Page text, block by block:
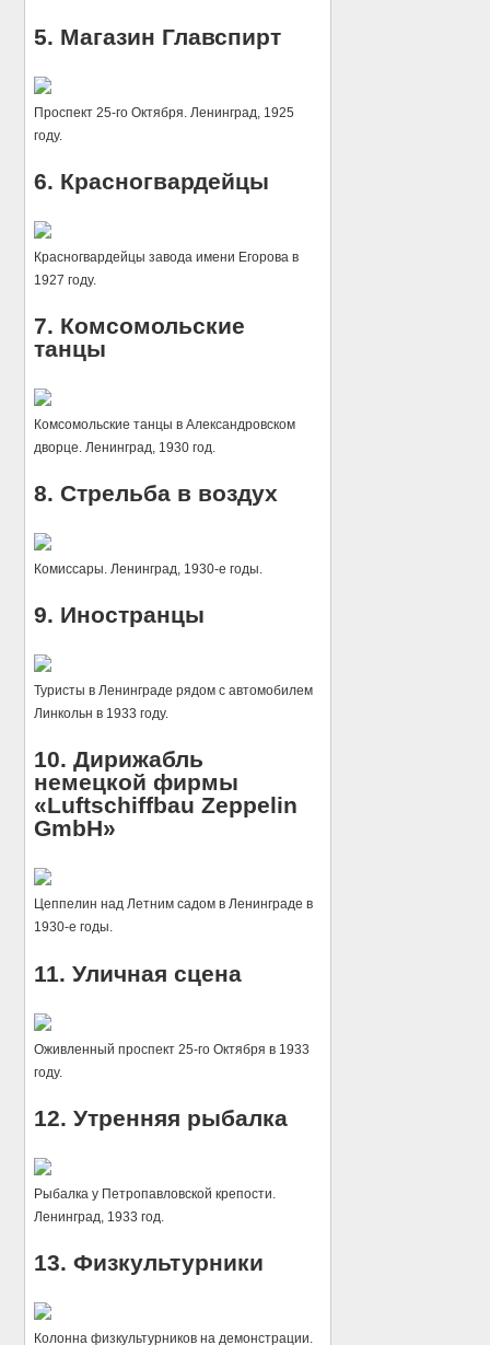
5. Магазин Главспирт
Проспект 25-го Октября. Ленинград, 1925
году.
6. Красногвардейцы
Красногвардейцы завода имени Егорова в
1927 году.
7. Комсомольские
танцы
Комсомольские танцы в Александровском
дворце. Ленинград, 1930 год.
8. Стрельба в воздух
Комиссары. Ленинград, 1930-е годы.
9. Иностранцы
Туристы в Ленинграде рядом с автомобилем
Линкольн в 1933 году.
10. Дирижабль
немецкой фирмы
«Luftschiffbau Zeppelin
GmbH»
Цеппелин над Летним садом в Ленинграде в
1930-е годы.
11. Уличная сцена
Оживленный проспект 25-го Октября в 1933
году.
12. Утренняя рыбалка
Рыбалка у Петропавловской крепости.
Ленинград, 1933 год.
13. Физкультурники
Колонна физкультурников на демонстрации.